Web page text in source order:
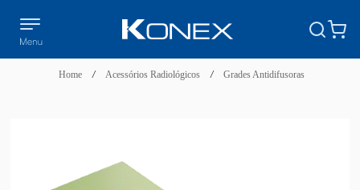
Home / Acessórios Radiológicos / Grades Antidifusoras